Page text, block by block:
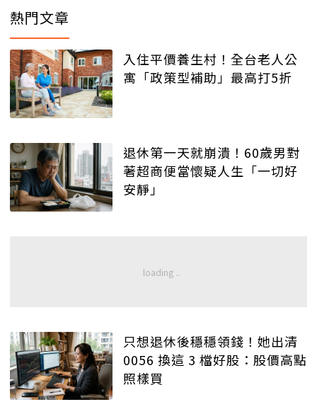
熱門文章
入住平價養生村！全台老人公
寓「政策型補助」最高打5折
退休第一天就崩潰！60歲男對
著超商便當懷疑人生「一切好
安靜」
只想退休後穩穩領錢！她出清
0056 換這 3 檔好股：股價高點
照樣買